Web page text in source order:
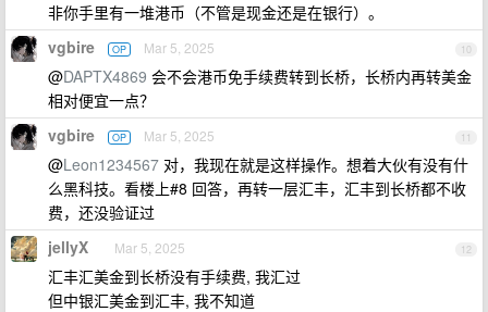
非你手里有一堆港币（不管是现金还是在银行）。
10
vgbire OP Mar 5, 2025
@DAPTX4869 会不会港币免手续费转到长桥，长桥内再转美金
相对便宜一点？
11
vgbire OP Mar 5, 2025
@Leon1234567 对，我现在就是这样操作。想着大伙有没有什
么黑科技。看楼上#8 回答，再转一层汇丰，汇丰到长桥都不收
费，还没验证过
12
jellyX Mar 5, 2025
汇丰汇美金到长桥没有手续费, 我汇过
但中银汇美金到汇丰, 我不知道